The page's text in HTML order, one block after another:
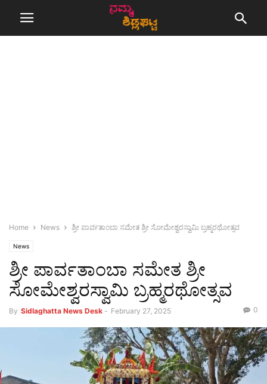
Home News ಶ್ರೀ ಪಾರ್ವತಾಂಬಾ ಸಮೇತ ಶ್ರೀ ಸೋಮೇಶ್ವರಸ್ವಾಮಿ ಬ್ರಹ್ಮರಥೋತ್ಸವ
News
ಶ್ರೀ ಪಾರ್ವತಾಂಬಾ ಸಮೇತ ಶ್ರೀ
ಸೋಮೇಶ್ವರಸ್ವಾಮಿ ಬ್ರಹ್ಮರಥೋತ್ಸವ
By Sidlaghatta News Desk - February 27, 2025 0